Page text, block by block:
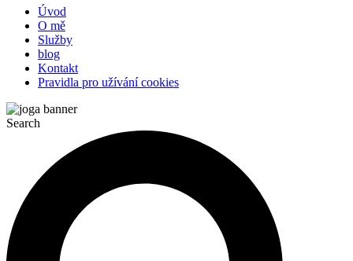
Úvod
O mě
Služby
blog
Kontakt
Pravidla pro užívání cookies
Search